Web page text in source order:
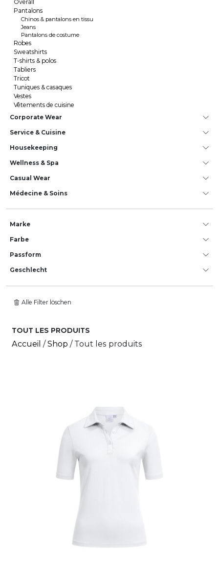
Overall
Pantalons
Chinos & pantalons en tissu
Jeans
Pantalons de costume
Robes
Sweatshirts
T-shirts & polos
Tabliers
Tricot
Tuniques & casaques
Vestes
Vêtements de cuisine
Corporate Wear
Service & Cuisine
House­keeping
Wellness & Spa
Casual Wear
Médecine & Soins
Marke
Farbe
Passform
Geschlecht
Alle Filter löschen
TOUT LES PRODUITS
Accueil /Shop / Tout les produits